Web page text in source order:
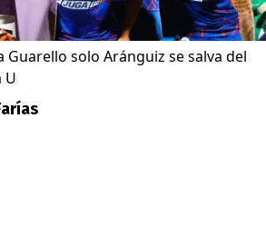
Guarello solo Aránguiz se salva del
U